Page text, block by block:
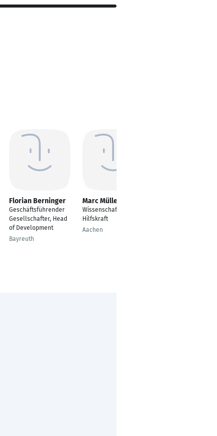
Florian Berninger
Geschäftsführender
Gesellschafter, Head
of Development
Bayreuth
Marc Müllenbach
Wissenschaftliche
Hilfskraft
Aachen